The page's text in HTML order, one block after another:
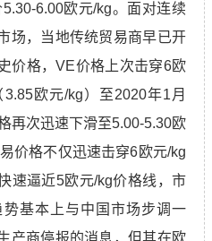
6.00欧元/kg。面对连续
场，当地传统贸易商早已开
价格，VE价格上次击穿6欧
欧元/kg）至2020年1月
再次迅速下滑至5.00-5.30欧
价格不仅迅速击穿6欧元/kg
速逼近5欧元/kg价格线，市
基本上与中国市场步调一
产商停报的消息，但其在欧